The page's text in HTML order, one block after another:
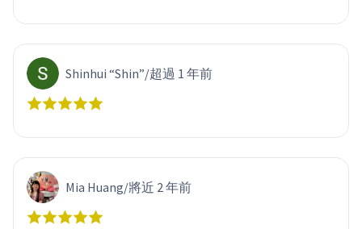
Shinhui “Shin”/超過 1 年前
Mia Huang/將近 2 年前